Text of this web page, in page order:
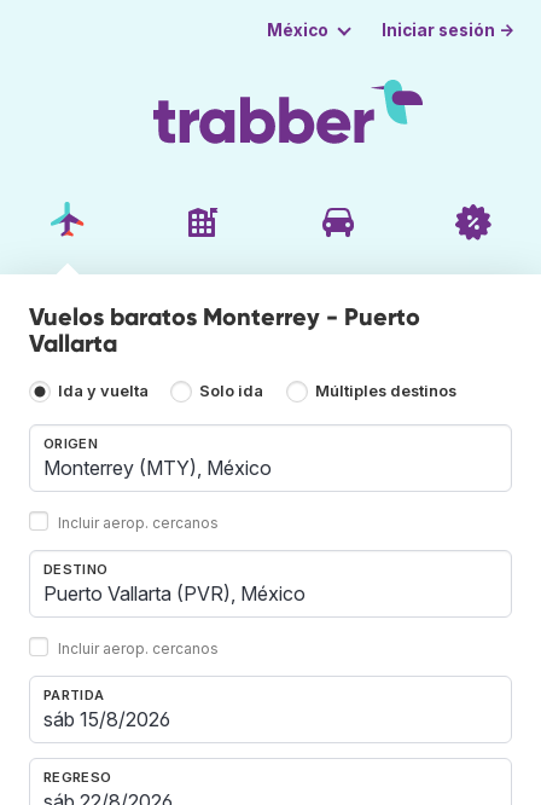
México Iniciar sesión →
Vuelos baratos Monterrey - Puerto
Vallarta
Ida y vuelta Solo ida Múltiples destinos
ORIGEN
Incluir aerop. cercanos
DESTINO
Incluir aerop. cercanos
PARTIDA
REGRESO